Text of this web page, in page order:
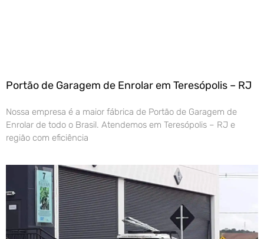
Portão de Garagem de Enrolar em Teresópolis – RJ
Nossa empresa é a maior fábrica de Portão de Garagem de
Enrolar de todo o Brasil. Atendemos em Teresópolis – RJ e
região com eficiência